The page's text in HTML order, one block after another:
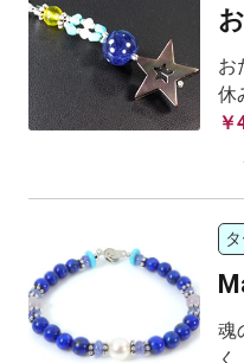
お
休
￥
魂